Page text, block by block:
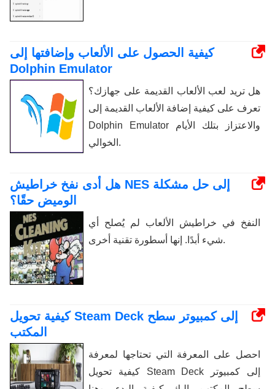
كيفية الحصول على الألعاب وإضافتها إلى
Dolphin Emulator
هل تريد لعب الألعاب القديمة على جهازك؟
تعرف على كيفية إضافة الألعاب القديمة إلى
Dolphin Emulator والاعتزاز بتلك الأيام
الخوالي.
هل أدى نفخ خراطيش NES إلى حل مشكلة
الوميض حقًا؟
النفخ في خراطيش الألعاب لم يُصلح أي
شيء أبدًا. إنها أسطورة تقنية أخرى.
كيفية تحويل Steam Deck إلى كمبيوتر سطح
المكتب
احصل على المعرفة التي تحتاجها لمعرفة
كيفية تحويل Steam Deck إلى كمبيوتر